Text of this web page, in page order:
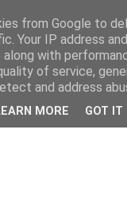
from Google to
Your IP address
along with
of service,
and address
MORE GOT IT